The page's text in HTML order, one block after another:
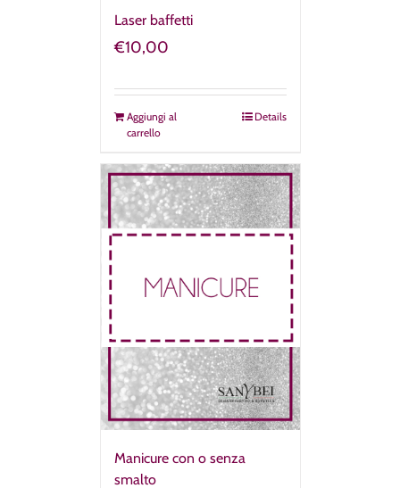
Laser baffetti
€10,00
Aggiungi al
carrello
Details
Manicure con o senza
smalto